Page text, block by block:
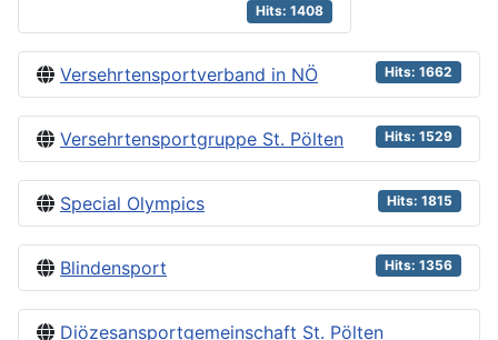
Hits: 1408
Versehrtensportverband in NÖ Hits: 1662
Versehrtensportgruppe St. Pölten Hits: 1529
Special Olympics Hits: 1815
Blindensport Hits: 1356
Diözesansportgemeinschaft St. Pölten